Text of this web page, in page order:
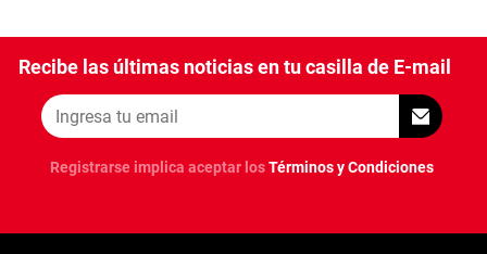
Recibe las últimas noticias en tu casilla de E-mail
Registrarse implica aceptar losTérminos y Condiciones